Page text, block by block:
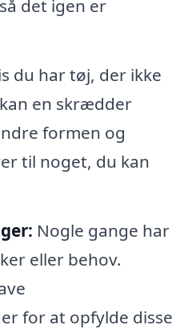
det igen er
du har tøj, der ikke
en skrædder
formen og
til noget, du kan
Nogle gange har
eller behov.
for at opfylde disse